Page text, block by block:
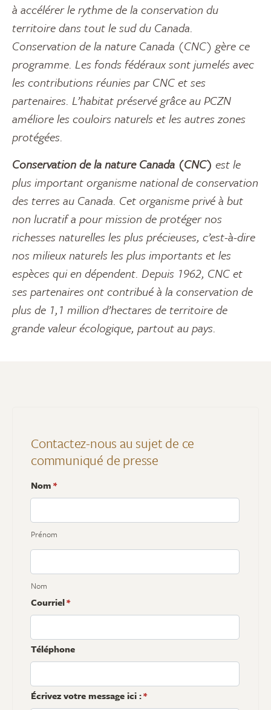
à accélérer le rythme de la conservation du
territoire dans tout le sud du Canada.
Conservation de la nature Canada (CNC) gère ce
programme. Les fonds fédéraux sont jumelés avec
les contributions réunies par CNC et ses
partenaires. L’habitat préservé grâce au PCZN
améliore les couloirs naturels et les autres zones
protégées.
Conservation de la nature Canada (CNC) est le
plus important organisme national de conservation
des terres au Canada. Cet organisme privé à but
non lucratif a pour mission de protéger nos
richesses naturelles les plus précieuses, c’est-à-dire
nos milieux naturels les plus importants et les
espèces qui en dépendent. Depuis 1962, CNC et
ses partenaires ont contribué à la conservation de
plus de 1,1 million d’hectares de territoire de
grande valeur écologique, partout au pays.
Contactez-nous au sujet de ce
communiqué de presse
Nom*
Prénom
Nom
Courriel*
Téléphone
Écrivez votre message ici :*